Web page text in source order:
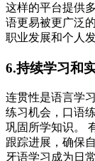
这样的平台提供
语更易被更广泛
职业发展和个人
6.持续学习和
连贯性是语言学
练习机会，口语
巩固所学知识。
跟踪进展，确保
牙语学习成为日